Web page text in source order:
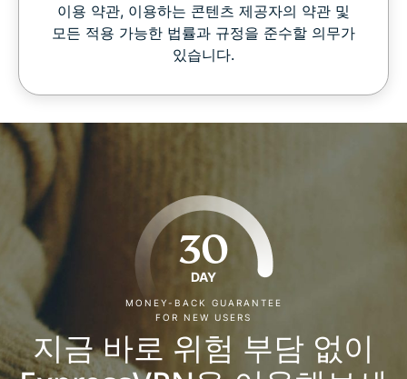
이용 약관, 이용하는 콘텐츠 제공자의 약관 및
모든 적용 가능한 법률과 규정을 준수할 의무가
있습니다.
30
DAY
MONEY-BACK GUARANTEE
FOR NEW USERS
지금 바로 위험 부담 없이